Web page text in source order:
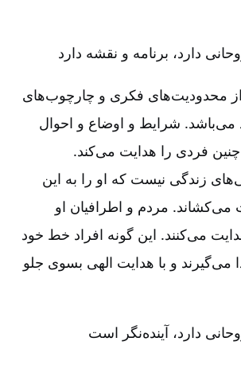
دارد، برنامه و نقشه دارد
محدودیت‌های فکری و چارچوب‌های
می‌باشد. شرایط و اوضاع و احوال
فردی را هدایت می‌کند.
زندگی نیست که او را به این
مردم و اطرافیان او
می‌کنند. این گونه افراد خط خود
می‌گیرند و با هدایت الهی بسوی جلو
دارد، آینده‌نگر است